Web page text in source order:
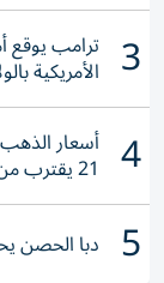
3 ترامب يوقع
الأمريكية
4 21 يقترب من هذا الرقم
5 دبا الحصن